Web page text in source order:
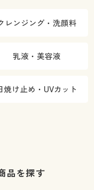
レンジング・洗顔料
乳液・美容液
焼け止め・UVカット
品を探す